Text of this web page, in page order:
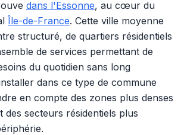
dans l'Essonne, au cœur du
Île-de-France. Cette ville moyenne
structuré, de quartiers résidentiels
de services permettant de
du quotidien sans long
dans ce type de commune
en compte des zones plus denses
des secteurs résidentiels plus